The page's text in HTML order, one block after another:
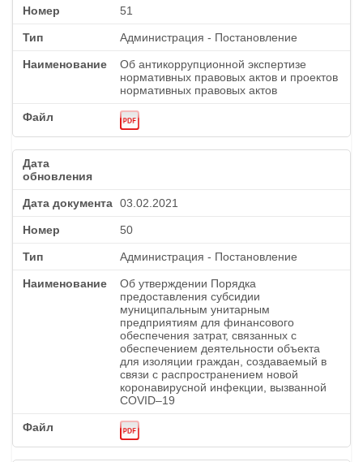
51
Администрация - Постановление
Об антикоррупционной экспертизе
нормативных правовых актов и проектов
нормативных правовых актов
03.02.2021
50
Администрация - Постановление
Об утверждении Порядка
предоставления субсидии
муниципальным унитарным
предприятиям для финансового
обеспечения затрат, связанных с
обеспечением деятельности объекта
для изоляции граждан, создаваемый в
связи с распространением новой
коронавирусной инфекции, вызванной
COVID–19